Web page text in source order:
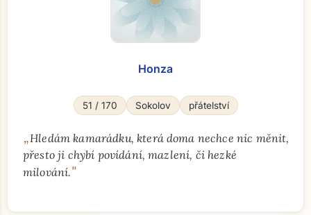
Honza
51 / 170 Sokolov přátelství
„Hledám kamarádku, která doma nechce nic měnit,
přesto ji chybí povídání, mazlení, či hezké
milování."